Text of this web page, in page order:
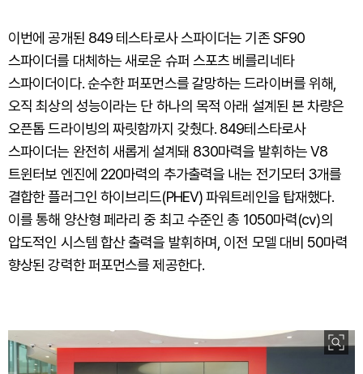
이번에 공개된 849 테스타로사 스파이더는 기존 SF90
스파이더를 대체하는 새로운 슈퍼 스포츠 베를리네타
스파이더이다. 순수한 퍼포먼스를 갈망하는 드라이버를 위해,
오직 최상의 성능이라는 단 하나의 목적 아래 설계된 본 차량은
오픈톱 드라이빙의 짜릿함까지 갖췄다. 849테스타로사
스파이더는 완전히 새롭게 설계돼 830마력을 발휘하는 V8
트윈터보 엔진에 220마력의 추가출력을 내는 전기모터 3개를
결합한 플러그인 하이브리드(PHEV) 파워트레인을 탑재했다.
이를 통해 양산형 페라리 중 최고 수준인 총 1050마력(cv)의
압도적인 시스템 합산 출력을 발휘하며, 이전 모델 대비 50마력
향상된 강력한 퍼포먼스를 제공한다.